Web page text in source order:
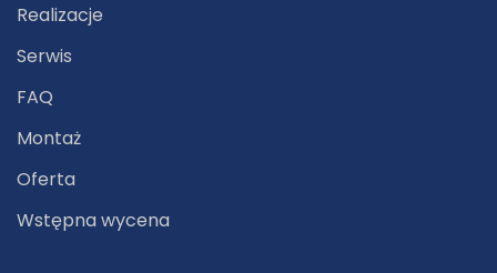
Realizacje
Serwis
FAQ
Montaż
Oferta
Wstępna wycena